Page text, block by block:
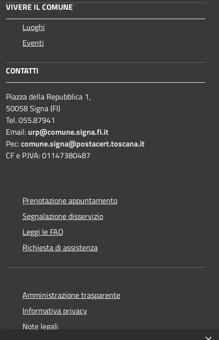
VIVERE IL COMUNE
Luoghi
Eventi
CONTATTI
Piazza della Repubblica 1,
50058 Signa (FI)
Tel. 055.87941
Email: urp@comune.signa.fi.it
Pec:comune.signa@postacert.toscana.it
CF e P.IVA: 01147380487
Prenotazione appuntamento
Segnalazione disservizio
Leggi le FAQ
Richiesta di assistenza
Amministrazione trasparente
Informativa privacy
Note legali